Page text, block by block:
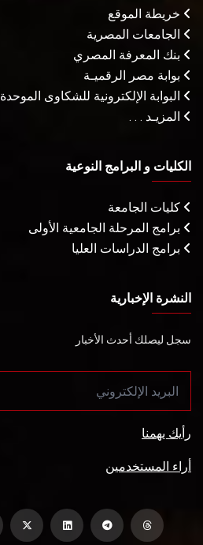
خريطة الموقع
الجامعات المصرية
بنك المعرفة المصري
بوابة مصر الرقميـة
البوابة الإلكترونية للشكاوى الموحدة
المزيـد . . .
الكليات و البرامج النوعية
كليات الجامعة
برامج المرحلة الجامعية الأولى
برامج الدراسات العليا
النشرة الإخبارية
سجل ليصلك أحدث الأخبار
رأيك يهمنا
أراء المستخدمين